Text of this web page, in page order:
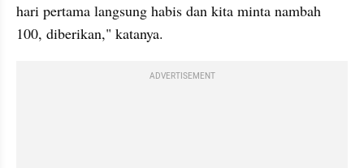
hari pertama langsung habis dan kita minta nambah
100, diberikan," katanya.
ADVERTISEMENT